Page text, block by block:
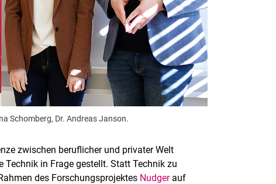
Schomberg, Dr. Andreas Janson.
zwischen beruflicher und privater Welt
in Frage gestellt. Statt Technik zu
des Forschungsprojektes Nudger auf